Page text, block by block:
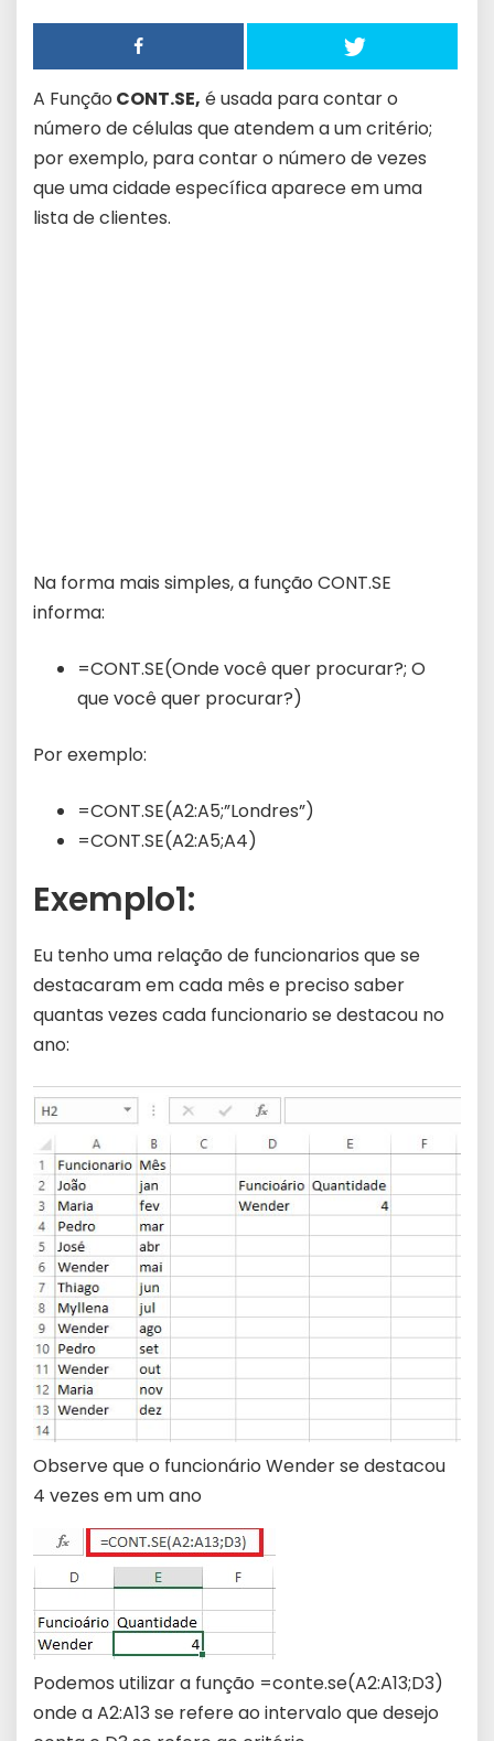
A Função CONT.SE, é usada para contar o
número de células que atendem a um critério;
por exemplo, para contar o número de vezes
que uma cidade específica aparece em uma
lista de clientes.
Na forma mais simples, a função CONT.SE
informa:
=CONT.SE(Onde você quer procurar?; O
que você quer procurar?)
Por exemplo:
=CONT.SE(A2:A5;”Londres”)
=CONT.SE(A2:A5;A4)
Exemplo1:
Eu tenho uma relação de funcionarios que se
destacaram em cada mês e preciso saber
quantas vezes cada funcionario se destacou no
ano:
Observe que o funcionário Wender se destacou
4 vezes em um ano
Podemos utilizar a função =conte.se(A2:A13;D3)
onde a A2:A13 se refere ao intervalo que desejo